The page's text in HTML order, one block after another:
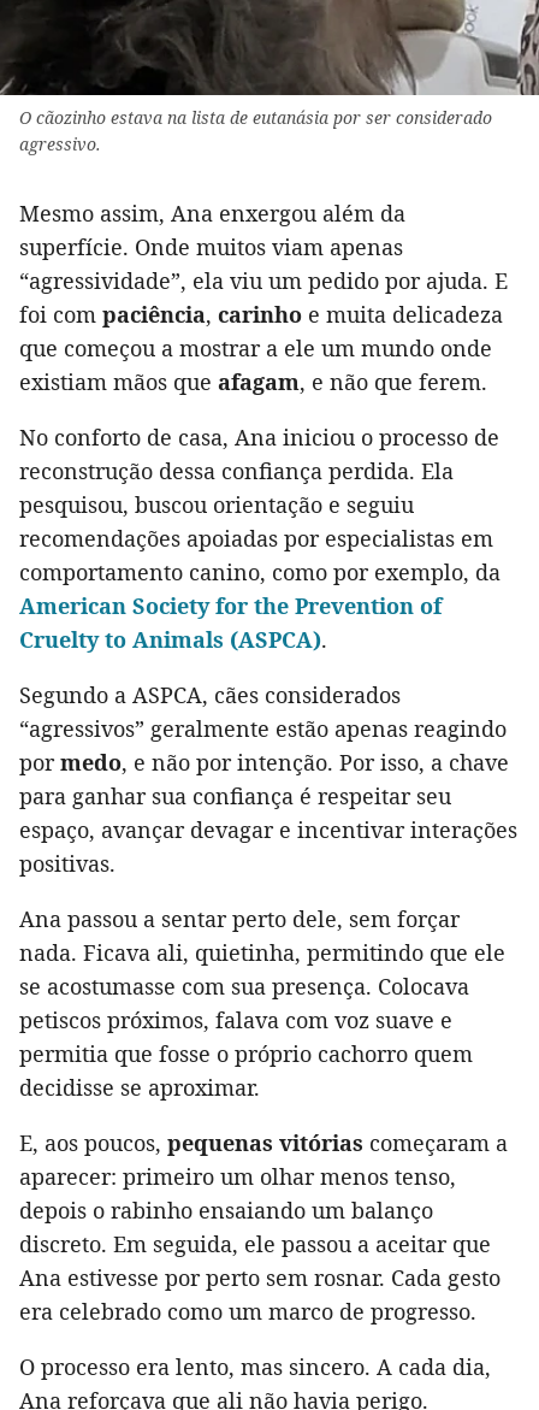
O cãozinho estava na lista de eutanásia por ser considerado
agressivo.
Mesmo assim, Ana enxergou além da
superfície. Onde muitos viam apenas
“agressividade”, ela viu um pedido por ajuda. E
foi com paciência, carinho e muita delicadeza
que começou a mostrar a ele um mundo onde
existiam mãos que afagam, e não que ferem.
No conforto de casa, Ana iniciou o processo de
reconstrução dessa confiança perdida. Ela
pesquisou, buscou orientação e seguiu
recomendações apoiadas por especialistas em
comportamento canino, como por exemplo, da
American Society for the Prevention of
Cruelty to Animals (ASPCA).
Segundo a ASPCA, cães considerados
“agressivos” geralmente estão apenas reagindo
pormedo, e não por intenção. Por isso, a chave
para ganhar sua confiança é respeitar seu
espaço, avançar devagar e incentivar interações
positivas.
Ana passou a sentar perto dele, sem forçar
nada. Ficava ali, quietinha, permitindo que ele
se acostumasse com sua presença. Colocava
petiscos próximos, falava com voz suave e
permitia que fosse o próprio cachorro quem
decidisse se aproximar.
E, aos poucos, pequenas vitórias começaram a
aparecer: primeiro um olhar menos tenso,
depois o rabinho ensaiando um balanço
discreto. Em seguida, ele passou a aceitar que
Ana estivesse por perto sem rosnar. Cada gesto
era celebrado como um marco de progresso.
O processo era lento, mas sincero. A cada dia,
Ana reforçava que ali não havia perigo.